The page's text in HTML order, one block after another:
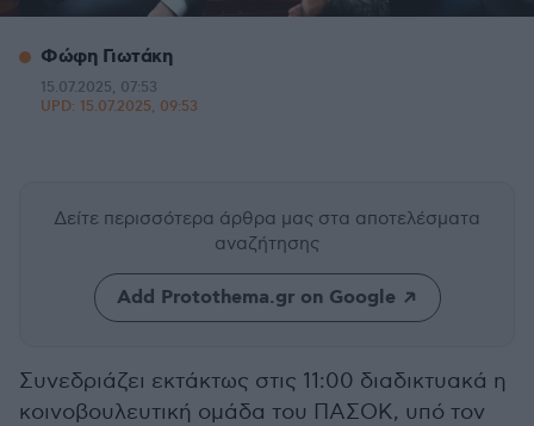
Φώφη Γιωτάκη
15.07.2025, 07:53
UPD: 15.07.2025, 09:53
Δείτε περισσότερα άρθρα μας στα αποτελέσματα
αναζήτησης
Add Protothema.gr on Google
Συνεδριάζει εκτάκτως στις 11:00 διαδικτυακά η
κοινοβουλευτική ομάδα του ΠΑΣΟΚ, υπό τον